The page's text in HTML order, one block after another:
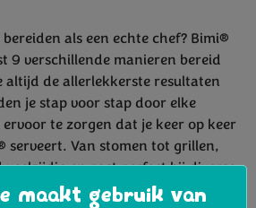
als een echte chef? Bimi®
9 verschillende manieren bereid
altijd de allerlekkerste resultaten
je stap voor stap door elke
te zorgen dat je keer op keer
serveert. Van stomen tot grillen,
en past perfect bij diverse
culinaire stijlen.
maakt gebruik van